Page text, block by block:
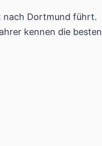
nach Dortmund führt.
kennen die besten